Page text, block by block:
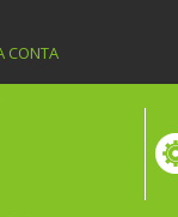
CONTA